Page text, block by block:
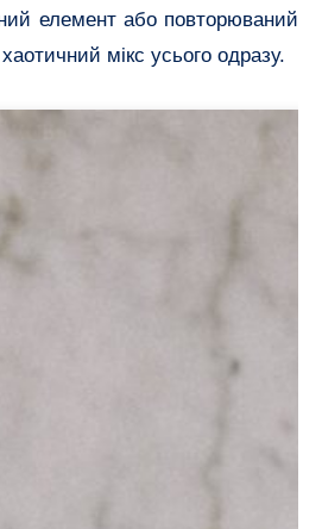
елемент або повторюваний
мікс усього одразу.